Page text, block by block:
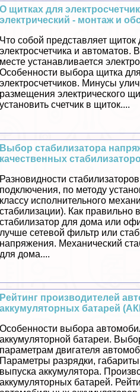
О щитках для
электрический - монтаж и
Что собой представляет щиток
электросчетчика и автоматов.
месте устанавливается
Особенности выбора щитка для
электросчетчиков. Минусы
размещения электрического
установить счетчик в щиток....
Выбор стабилизатора
качественных
Разновидности
подключения, по методу
классу исполнительного
стабилизации). Как правильно
стабилизатор для дома или
лучше сетевой фильтр или
напряжения. Механический
для дома....
Рейтинг производителей
аккумуляторных батарей
Особенности выбора
аккумуляторной батареи.
параметрам двигателя
Параметры разрядки,
выпуска аккумулятора.
аккумуляторных батарей.